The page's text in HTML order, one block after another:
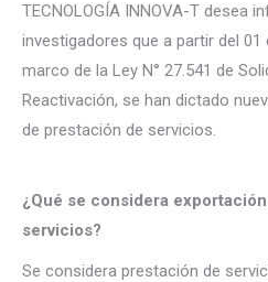
TECNOLOGÍA INNOVA-T desea
investigadores que a partir del 01
marco de la Ley N° 27.541 de
Reactivación, se han dictado
de prestación de servicios.
¿Qué se considera
servicios?
Se considera prestación de